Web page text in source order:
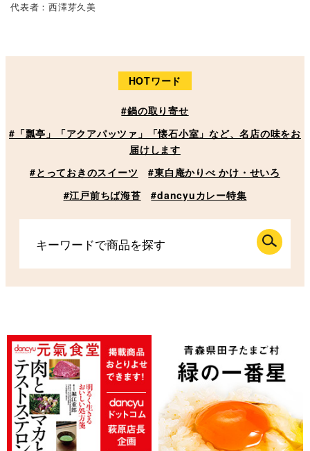
代表者：西澤芽久美
HOTワード
#鍋の取り寄せ
#「瓢亭」「アクアパッツァ」「懐石小室」など、名店の味をお
届けします
#とっておきのスイーツ
#東白庵かりべ かけ・せいろ
#江戸前ちば海苔
#dancyuカレー特集